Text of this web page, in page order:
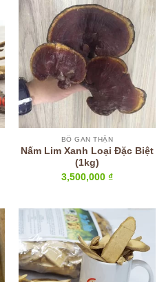
BỔ GAN THẬN
Nấm Lim Xanh Loại Đặc Biệt
(1kg)
3,500,000 ₫